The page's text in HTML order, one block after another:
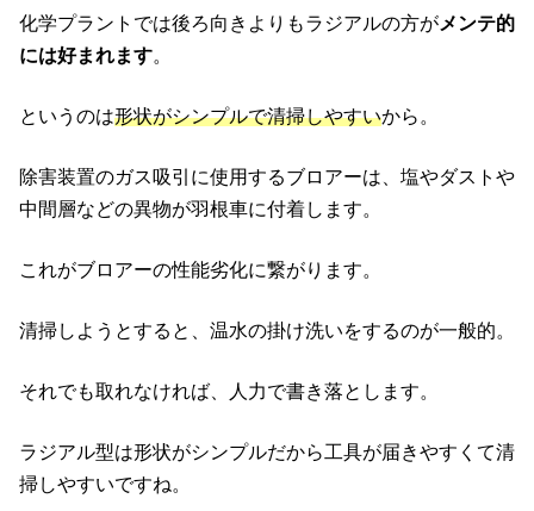
化学プラントでは後ろ向きよりもラジアルの方がメンテ的
には好まれます。
というのは形状がシンプルで清掃しやすいから。
除害装置のガス吸引に使用するブロアーは、塩やダストや
中間層などの異物が羽根車に付着します。
これがブロアーの性能劣化に繋がります。
清掃しようとすると、温水の掛け洗いをするのが一般的。
それでも取れなければ、人力で書き落とします。
ラジアル型は形状がシンプルだから工具が届きやすくて清
掃しやすいですね。